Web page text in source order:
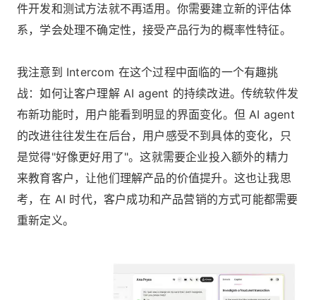
件开发和测试方法就不再适用。你需要建立新的评估体
系，学会处理不确定性，接受产品行为的概率性特征。
我注意到 Intercom 在这个过程中面临的一个有趣挑
战：如何让客户理解 AI agent 的持续改进。传统软件发
布新功能时，用户能看到明显的界面变化。但 AI agent
的改进往往发生在后台，用户感受不到具体的变化，只
是觉得"好像更好用了"。这就需要企业投入额外的精力
来教育客户，让他们理解产品的价值提升。这也让我思
考，在 AI 时代，客户成功和产品营销的方式可能都需要
重新定义。